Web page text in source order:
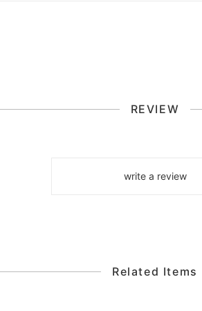
REVIEW
write a review
Related Items